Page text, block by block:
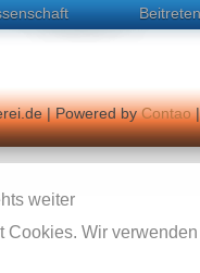
Beitreten
| Powered byContao
weiter
Cookies. Wir